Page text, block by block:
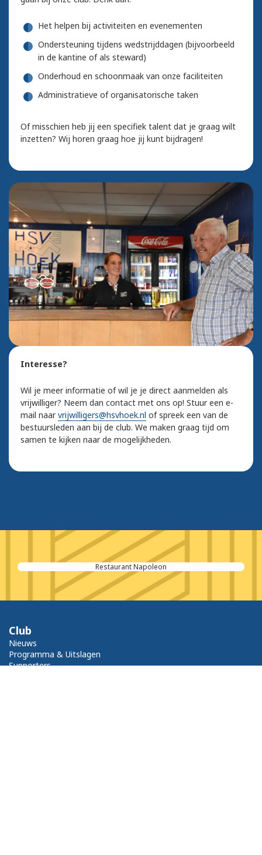
Het helpen bij activiteiten en evenementen
Ondersteuning tijdens wedstrijddagen (bijvoorbeeld
in de kantine of als steward)
Onderhoud en schoonmaak van onze faciliteiten
Administratieve of organisatorische taken
Of misschien heb jij een specifiek talent dat je graag wilt
inzetten? Wij horen graag hoe jij kunt bijdragen!
Interesse?
Wil je meer informatie of wil je je direct aanmelden als
vrijwilliger? Neem dan contact met ons op! Stuur een e-
mail naarvrijwilligers@hsvhoek.nl of spreek een van de
bestuursleden aan bij de club. We maken graag tijd om
samen te kijken naar de mogelijkheden.
Restaurant Napoleon
Club
Nieuws
Programma & Uitslagen
Supporters